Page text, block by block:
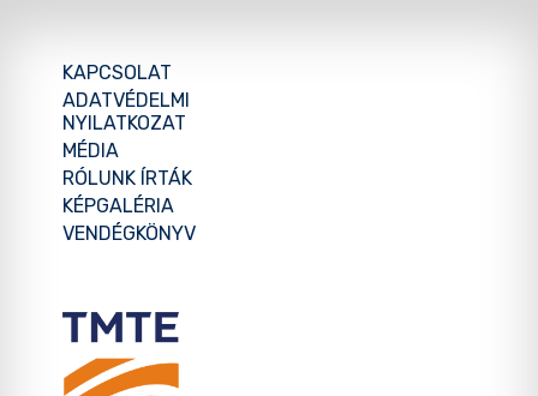
KAPCSOLAT
ADATVÉDELMI
NYILATKOZAT
MÉDIA
RÓLUNK ÍRTÁK
KÉPGALÉRIA
VENDÉGKÖNYV